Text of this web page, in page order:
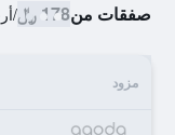
صفقات من178 ﷼ /
مزود